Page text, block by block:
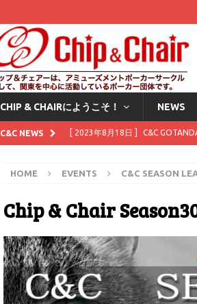
CHIP & CHAIRにようこそ！ NEWS
C&C NEWS [ 2023年8月18日 ] C&C
[ 2023年7月11日 ] 7月にスタン
[ 2023年6月2日 ] 6月にスタンプ
HOME EVENTS C&C SEASON
Chip & Chair